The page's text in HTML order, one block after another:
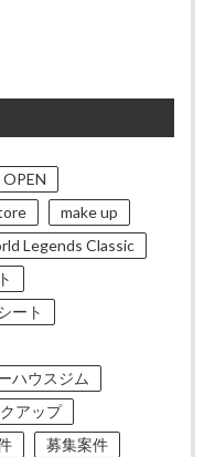
OPEN
make up
Legends Classic
ート
ハウスジム
アップ
募集案件